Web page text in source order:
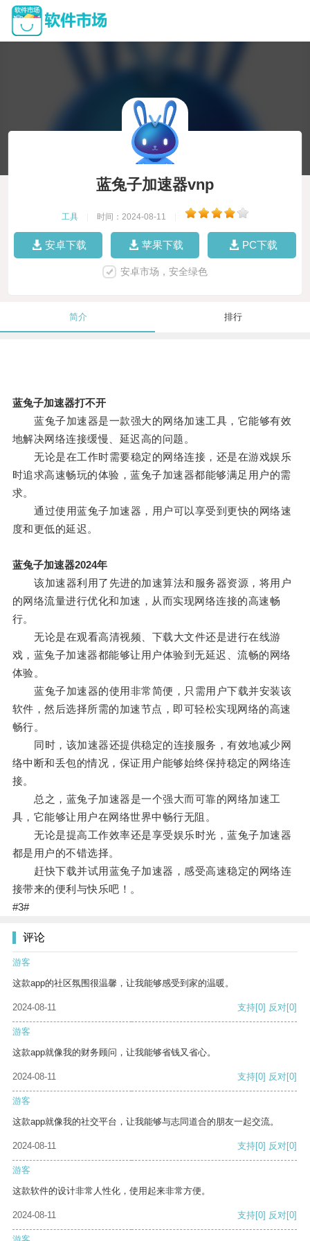
蓝兔子加速器vnp
工具 时间：2024-08-11
安卓下载 苹果下载 PC下载
安卓市场，安全绿色
简介 排行
蓝兔子加速器打不开
蓝兔子加速器是一款强大的网络加速工具，它能够有效
地解决网络连接缓慢、延迟高的问题。
无论是在工作时需要稳定的网络连接，还是在游戏娱乐
时追求高速畅玩的体验，蓝兔子加速器都能够满足用户的需
求。
通过使用蓝兔子加速器，用户可以享受到更快的网络速
度和更低的延迟。
蓝兔子加速器2024年
该加速器利用了先进的加速算法和服务器资源，将用户
的网络流量进行优化和加速，从而实现网络连接的高速畅
行。
无论是在观看高清视频、下载大文件还是进行在线游
戏，蓝兔子加速器都能够让用户体验到无延迟、流畅的网络
体验。
蓝兔子加速器的使用非常简便，只需用户下载并安装该
软件，然后选择所需的加速节点，即可轻松实现网络的高速
畅行。
同时，该加速器还提供稳定的连接服务，有效地减少网
络中断和丢包的情况，保证用户能够始终保持稳定的网络连
接。
总之，蓝兔子加速器是一个强大而可靠的网络加速工
具，它能够让用户在网络世界中畅行无阻。
无论是提高工作效率还是享受娱乐时光，蓝兔子加速器
都是用户的不错选择。
赶快下载并试用蓝兔子加速器，感受高速稳定的网络连
接带来的便利与快乐吧！。
#3#
评论
游客
这款app的社区氛围很温馨，让我能够感受到家的温暖。
2024-08-11 支持[0] 反对[0]
游客
这款app就像我的财务顾问，让我能够省钱又省心。
2024-08-11 支持[0] 反对[0]
游客
这款app就像我的社交平台，让我能够与志同道合的朋友一起交流。
2024-08-11 支持[0] 反对[0]
游客
这款软件的设计非常人性化，使用起来非常方便。
2024-08-11 支持[0] 反对[0]